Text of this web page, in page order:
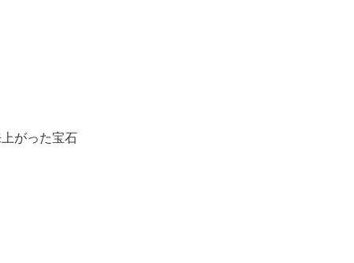
がった宝石